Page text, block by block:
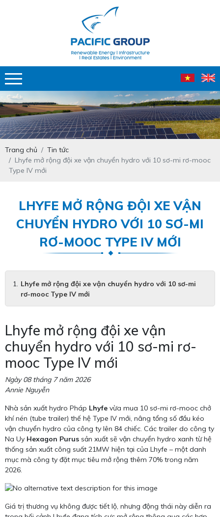
Trang chủ
Tin tức
Lhyfe mở rộng đội xe vận chuyển hydro với 10 sơ-mi rơ-mooc
Type IV mới
LHYFE MỞ RỘNG ĐỘI XE VẬN
CHUYỂN HYDRO VỚI 10 SƠ-MI
RƠ-MOOC TYPE IV MỚI
Lhyfe mở rộng đội xe vận chuyển hydro với 10 sơ-mi
rơ-mooc Type IV mới
Lhyfe mở rộng đội xe vận
chuyển hydro với 10 sơ-mi rơ-
mooc Type IV mới
Ngày 08 tháng 7 năm 2026
Annie Nguyễn
Nhà sản xuất hydro Pháp Lhyfe vừa mua 10 sơ-mi rơ-mooc chở
khí nén (tube trailer) thế hệ Type IV mới, nâng tổng số đầu kéo
vận chuyển hydro của công ty lên 84 chiếc. Các trailer do công ty
Na Uy Hexagon Purus sản xuất sẽ vận chuyển hydro xanh từ hệ
thống sản xuất công suất 21MW hiện tại của Lhyfe – một danh
mục mà công ty đặt mục tiêu mở rộng thêm 70% trong năm
2026.
Giá trị thương vụ không được tiết lộ, nhưng động thái này diễn ra